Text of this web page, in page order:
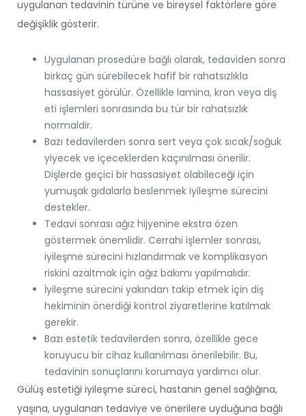
uygulanan tedavinin türüne ve bireysel faktörlere göre
değişiklik gösterir.
Uygulanan prosedüre bağlı olarak, tedaviden sonra
birkaç gün sürebilecek hafif bir rahatsızlıkla
hassasiyet görülür. Özellikle lamina, kron veya diş
eti işlemleri sonrasında bu tür bir rahatsızlık
normaldir.
Bazı tedavilerden sonra sert veya çok sıcak/soğuk
yiyecek ve içeceklerden kaçınılması önerilir.
Dişlerde geçici bir hassasiyet olabileceği için
yumuşak gıdalarla beslenmek iyileşme sürecini
destekler.
Tedavi sonrası ağız hijyenine ekstra özen
göstermek önemlidir. Cerrahi işlemler sonrası,
iyileşme sürecini hızlandırmak ve komplikasyon
riskini azaltmak için ağız bakımı yapılmalıdır.
İyileşme sürecini yakından takip etmek için diş
hekiminin önerdiği kontrol ziyaretlerine katılmak
gerekir.
Bazı estetik tedavilerden sonra, özellikle gece
koruyucu bir cihaz kullanılması önerilebilir. Bu,
tedavinin sonuçlarını korumaya yardımcı olur.
Gülüş estetiği iyileşme süreci, hastanın genel sağlığına,
yaşına, uygulanan tedaviye ve önerilere uyduğuna bağlı